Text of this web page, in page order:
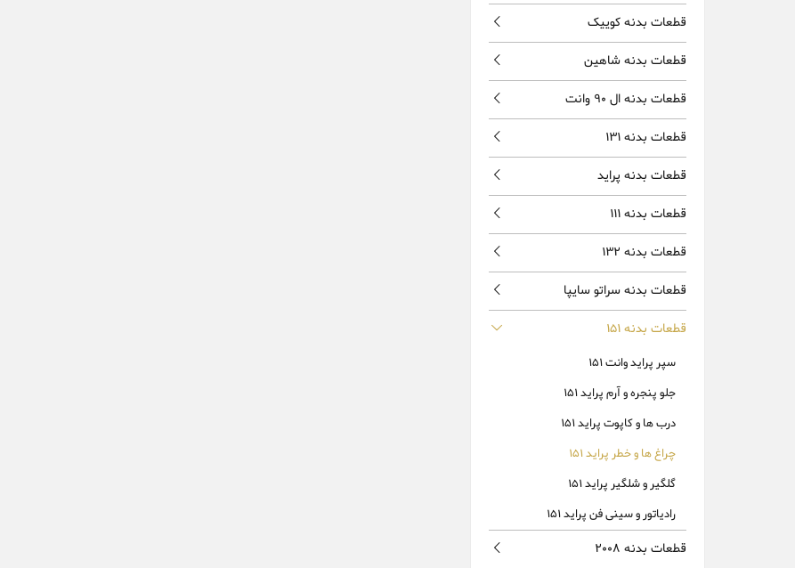
قطعات بدنه کوییک
قطعات بدنه شاهین
قطعات بدنه ال 90 وانت
قطعات بدنه 131
قطعات بدنه پراید
قطعات بدنه 111
قطعات بدنه 132
قطعات بدنه سراتو سایپا
قطعات بدنه 151
سپر پراید وانت 151
جلو پنجره و آرم پراید 151
درب ها و کاپوت پراید 151
چراغ ها و خطر پراید 151
گلگیر و شلگیر پراید 151
رادیاتور و سینی فن پراید 151
قطعات بدنه 2008